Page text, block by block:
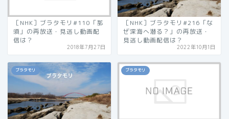
［NHK］ブラタモリ#110「那
須」の再放送・見逃し動画配
信は？
2018年7月27日
［NHK］ブラタモリ#216「な
ぜ深海へ潜る？」の再放送・
見逃し動画配信は？
2022年10月1日
ブラタモリ ブラタモリ